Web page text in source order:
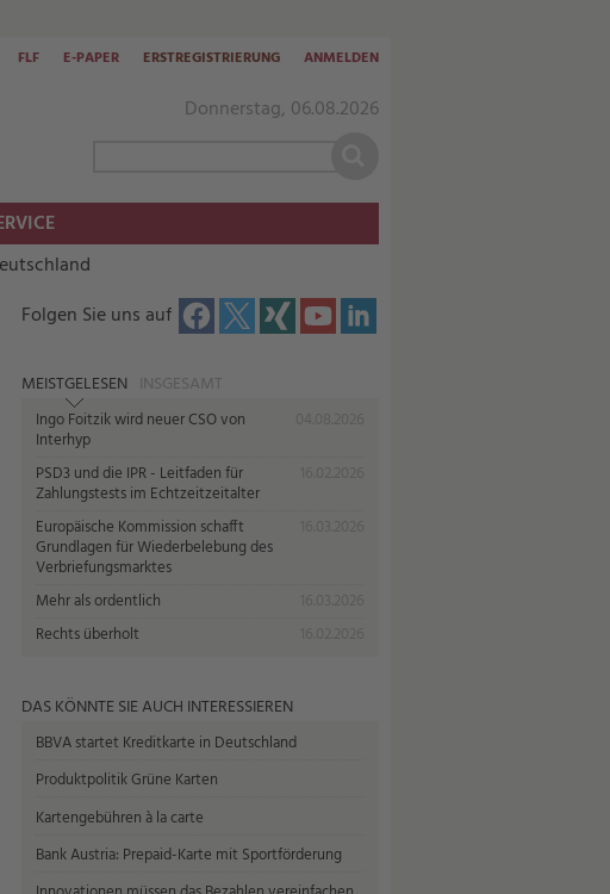
Donnerstag, 06.08.2026
FLF E-PAPER ERSTREGISTRIERUNG ANMELDEN
Folgen Sie uns auf
MEISTGELESEN INSGESAMT
Ingo Foitzik wird neuer CSO von
Interhyp
PSD3 und die IPR - Leitfaden für
Zahlungstests im Echtzeitzeitalter
Europäische Kommission schafft
Grundlagen für Wiederbelebung des
Verbriefungsmarktes
Mehr als ordentlich
Rechts überholt
DAS KÖNNTE SIE AUCH INTERESSIEREN
BBVA startet Kreditkarte in Deutschland
Produktpolitik Grüne Karten
Kartengebühren à la carte
Bank Austria: Prepaid-Karte mit Sportförderung